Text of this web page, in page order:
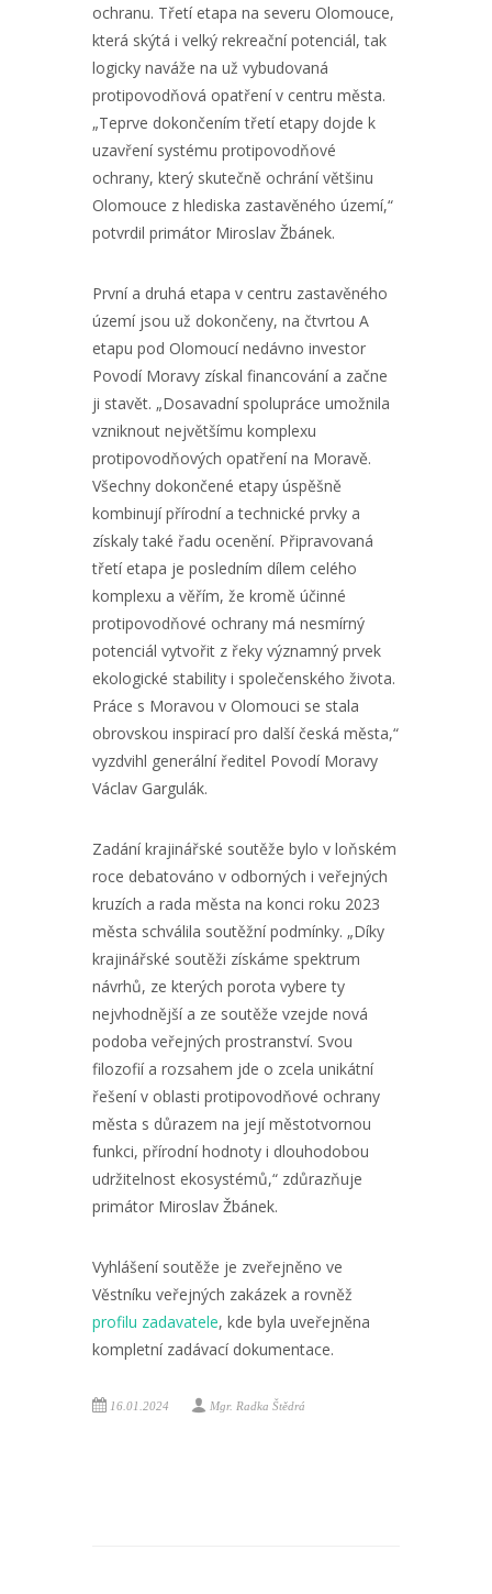
ochranu. Třetí etapa na severu Olomouce,
která skýtá i velký rekreační potenciál, tak
logicky naváže na už vybudovaná
protipovodňová opatření v centru města.
„Teprve dokončením třetí etapy dojde k
uzavření systému protipovodňové
ochrany, který skutečně ochrání většinu
Olomouce z hlediska zastavěného území,“
potvrdil primátor Miroslav Žbánek.
První a druhá etapa v centru zastavěného
území jsou už dokončeny, na čtvrtou A
etapu pod Olomoucí nedávno investor
Povodí Moravy získal financování a začne
ji stavět. „Dosavadní spolupráce umožnila
vzniknout největšímu komplexu
protipovodňových opatření na Moravě.
Všechny dokončené etapy úspěšně
kombinují přírodní a technické prvky a
získaly také řadu ocenění. Připravovaná
třetí etapa je posledním dílem celého
komplexu a věřím, že kromě účinné
protipovodňové ochrany má nesmírný
potenciál vytvořit z řeky významný prvek
ekologické stability i společenského života.
Práce s Moravou v Olomouci se stala
obrovskou inspirací pro další česká města,“
vyzdvihl generální ředitel Povodí Moravy
Václav Gargulák.
Zadání krajinářské soutěže bylo v loňském
roce debatováno v odborných i veřejných
kruzích a rada města na konci roku 2023
města schválila soutěžní podmínky. „Díky
krajinářské soutěži získáme spektrum
návrhů, ze kterých porota vybere ty
nejvhodnější a ze soutěže vzejde nová
podoba veřejných prostranství. Svou
filozofií a rozsahem jde o zcela unikátní
řešení v oblasti protipovodňové ochrany
města s důrazem na její městotvornou
funkci, přírodní hodnoty i dlouhodobou
udržitelnost ekosystémů,“ zdůrazňuje
primátor Miroslav Žbánek.
Vyhlášení soutěže je zveřejněno ve
Věstníku veřejných zakázek a rovněž
profilu zadavatele, kde byla uveřejněna
kompletní zadávací dokumentace.
16.01.2024 Mgr. Radka Štědrá